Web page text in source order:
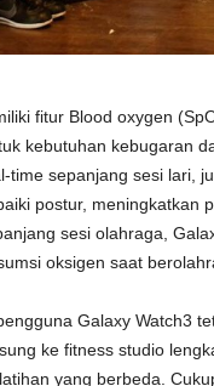
fitur Blood oxygen
kebutuhan kebugaran
time sepanjang sesi lari,
postur, meningkatkan
sesi olahraga,
oksigen saat
Galaxy Watch3
ke fitness studio
yang berbeda.